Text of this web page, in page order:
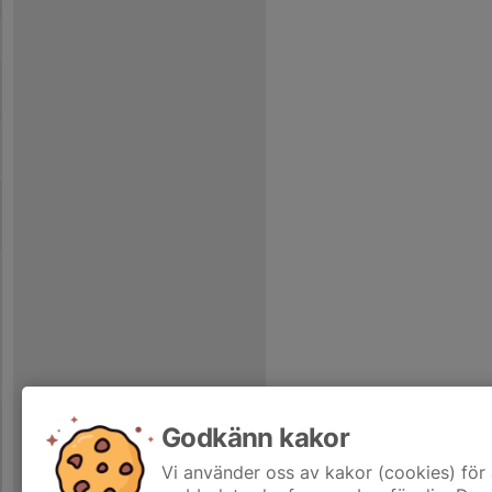
Godkänn kakor
Vi använder oss av kakor (cookies)